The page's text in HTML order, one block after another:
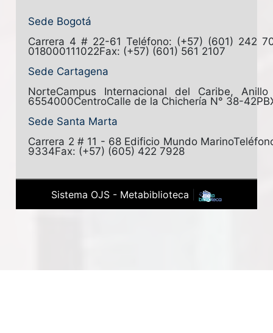
Sede Bogotá
Carrera 4 # 22-61Teléfono: (+57) (601) 242
018000111022Fax: (+57) (601) 561 2107
Sede Cartagena
NorteCampus Internacional del Caribe,
6554000CentroCalle de la Chichería N° 38-42
Sede Santa Marta
Carrera 2 # 11 - 68 Edificio Mundo Marino
9334Fax: (+57) (605) 422 7928
Sistema OJS - Metabiblioteca